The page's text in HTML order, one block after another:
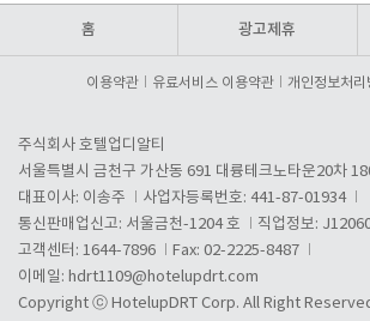
홈 광고제휴
이용약관 유료서비스 이용약관 개인정보처리
주식회사 호텔업디알티
서울특별시 금천구 가산동 691 대륭테크노타운20차
대표이사: 이송주
사업자등록번호: 441-87-01934
통신판매업신고: 서울금천-1204 호
직업정보:
고객센터: 1644-7896
Fax: 02-2225-8487
이메일: hdrt1109@hotelupdrt.com
Copyright ⓒ HotelupDRT Corp. All Right